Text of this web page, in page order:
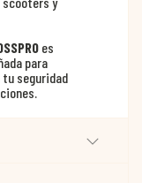
es
para
seguridad